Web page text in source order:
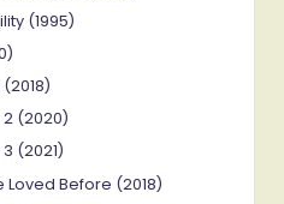
(1995)
2 (2020)
(2021)
Loved Before (2018)